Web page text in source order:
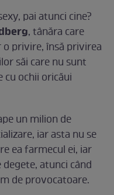
pai atunci cine?
, tânăra care
privire, însă privirea
săi care nu sunt
cu ochii oricăui
un milion de
iar asta nu se
ea farmecul ei, iar
atunci când
de provocatoare.